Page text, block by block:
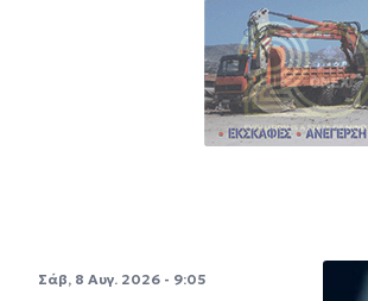
Σάβ, 8 Αυγ. 2026 - 9:05